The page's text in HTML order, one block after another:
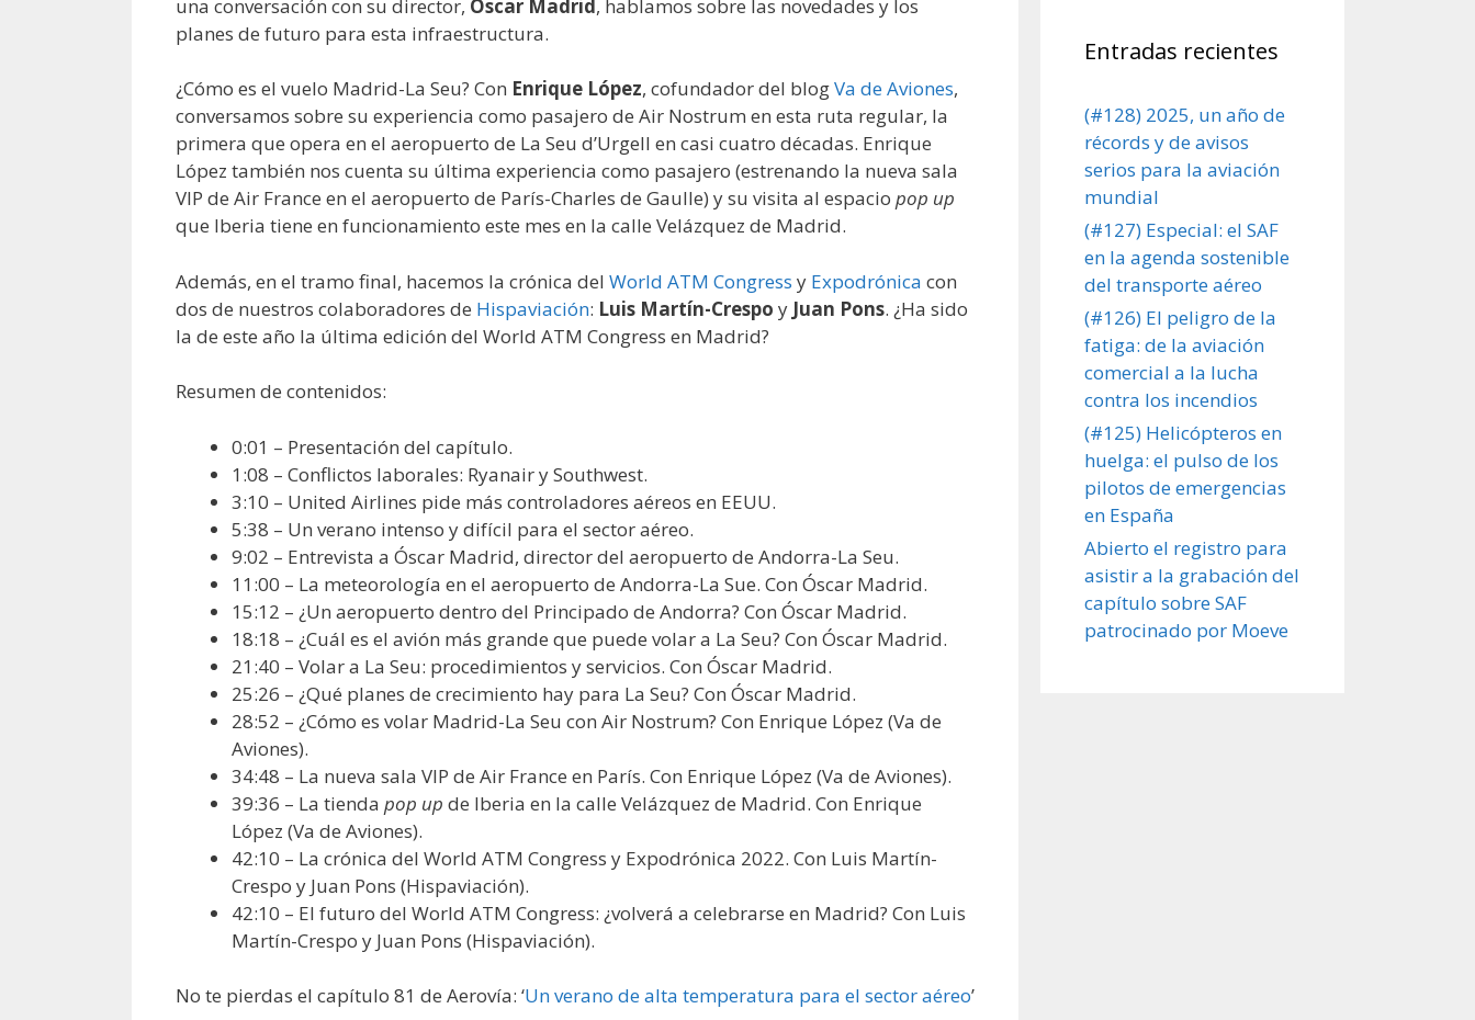
una conversación con su director, Óscar Madrid, hablamos sobre las novedades y los
planes de futuro para esta infraestructura.
¿Cómo es el vuelo Madrid-La Seu? Con Enrique López, cofundador del blogVa de Aviones,
conversamos sobre su experiencia como pasajero de Air Nostrum en esta ruta regular, la
primera que opera en el aeropuerto de La Seu d’Urgell en casi cuatro décadas. Enrique
López también nos cuenta su última experiencia como pasajero (estrenando la nueva sala
VIP de Air France en el aeropuerto de París-Charles de Gaulle) y su visita al espacio pop up
que Iberia tiene en funcionamiento este mes en la calle Velázquez de Madrid.
Además, en el tramo final, hacemos la crónica del World ATM Congress y Expodrónica con
dos de nuestros colaboradores de Hispaviación: Luis Martín-Crespo y Juan Pons. ¿Ha sido
la de este año la última edición del World ATM Congress en Madrid?
Resumen de contenidos:
0:01 – Presentación del capítulo.
1:08 – Conflictos laborales: Ryanair y Southwest.
3:10 – United Airlines pide más controladores aéreos en EEUU.
5:38 – Un verano intenso y difícil para el sector aéreo.
9:02 – Entrevista a Óscar Madrid, director del aeropuerto de Andorra-La Seu.
11:00 – La meteorología en el aeropuerto de Andorra-La Sue. Con Óscar Madrid.
15:12 – ¿Un aeropuerto dentro del Principado de Andorra? Con Óscar Madrid.
18:18 – ¿Cuál es el avión más grande que puede volar a La Seu? Con Óscar Madrid.
21:40 – Volar a La Seu: procedimientos y servicios. Con Óscar Madrid.
25:26 – ¿Qué planes de crecimiento hay para La Seu? Con Óscar Madrid.
28:52 – ¿Cómo es volar Madrid-La Seu con Air Nostrum? Con Enrique López (Va de
Aviones).
34:48 – La nueva sala VIP de Air France en París. Con Enrique López (Va de Aviones).
39:36 – La tienda pop up de Iberia en la calle Velázquez de Madrid. Con Enrique
López (Va de Aviones).
42:10 – La crónica del World ATM Congress y Expodrónica 2022. Con Luis Martín-
Crespo y Juan Pons (Hispaviación).
42:10 – El futuro del World ATM Congress: ¿volverá a celebrarse en Madrid? Con Luis
Martín-Crespo y Juan Pons (Hispaviación).
No te pierdas el capítulo 81 de Aerovía: ‘Un verano de alta temperatura para el sector aéreo’
Entradas recientes
(#128) 2025, un año de
récords y de avisos
serios para la aviación
mundial
(#127) Especial: el SAF
en la agenda sostenible
del transporte aéreo
(#126) El peligro de la
fatiga: de la aviación
comercial a la lucha
contra los incendios
(#125) Helicópteros en
huelga: el pulso de los
pilotos de emergencias
en España
Abierto el registro para
asistir a la grabación del
capítulo sobre SAF
patrocinado por Moeve